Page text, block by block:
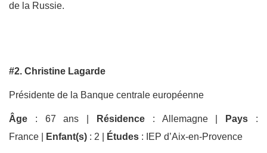
de la Russie.
#2. Christine Lagarde
Présidente de la Banque centrale européenne
Âge : 67 ans | Résidence : Allemagne | Pays :
France |
Enfant(s) : 2 | Études : IEP d’Aix-en-Provence